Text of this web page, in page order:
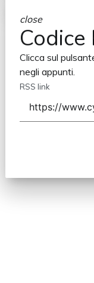
close
Codice
Clicca sul
negli appunti.
RSS link